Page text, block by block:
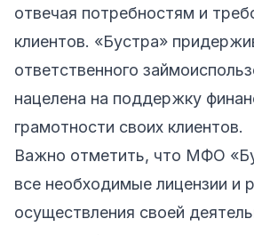
отвечая потребностям и
клиентов. «Бустра»
ответственного
нацелена на поддержку
грамотности своих клиентов.
Важно отметить, что МФО
все необходимые лицензии и
осуществления своей